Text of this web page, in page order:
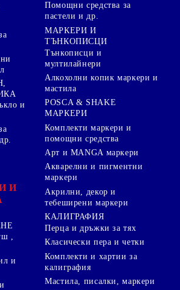
и
И
,
и
Помощни средства за
пастели и др.
МАРКЕРИ И
ТЪНКОПИСЦИ
Тънкописци и
мултилайнери
Алкохолни копик маркери и
мастила
POSCA & SHAKE
МАРКЕРИ
Комплекти маркери и
помощни средства
Арт и MANGA маркери
Акварелни и пигментни
маркери
Акрилни, декор и
тебеширени маркери
КАЛИГРАФИЯ
Перца и дръжки за тях
Класически пера и четки
Комплекти и хартии за
калиграфия
Мастила, писалки, маркери